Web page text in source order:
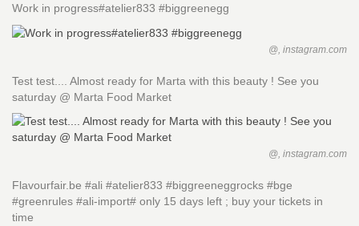
Work in progress#atelier833 #biggreenegg
@, instagram.com
Test test.... Almost ready for Marta with this beauty ! See you
saturday @ Marta Food Market
@, instagram.com
Flavourfair.be #ali #atelier833 #biggreeneggrocks #bge
#greenrules #ali-import# only 15 days left ; buy your tickets in
time